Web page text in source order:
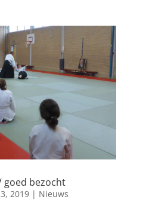
goed bezocht
2019| Nieuws